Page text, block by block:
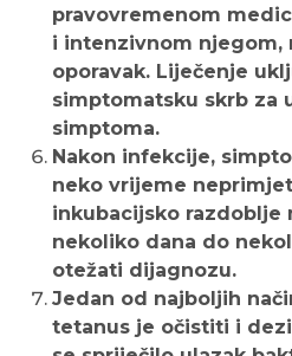
pravovremenom
i intenzivnom njegom,
oporavak. Liječenje
simptomatsku skrb za
simptoma.
Nakon infekcije,
neko vrijeme
inkubacijsko razdoblje
nekoliko dana do
otežati dijagnozu.
Jedan od najboljih
tetanus je očistiti i